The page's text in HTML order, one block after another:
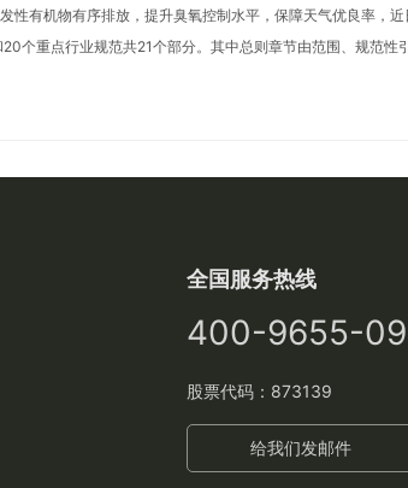
性有机物有序排放，提升臭氧控制水平，保障天气优良率，
个重点行业规范共21个部分。其中总则章节由范围、规范性
全国服务热线
400-9655-
股票代码：873139
给我们发邮件